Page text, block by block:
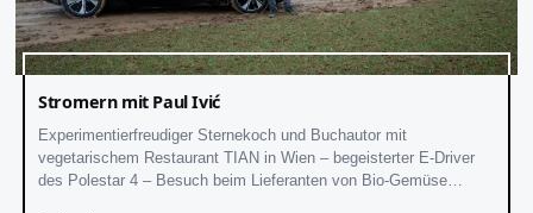
Stromern mit Paul Ivić
Experimentierfreudiger Sternekoch und Buchautor mit
vegetarischem Restaurant TIAN in Wien – begeisterter E-Driver
des Polestar 4 – Besuch beim Lieferanten von Bio-Gemüse